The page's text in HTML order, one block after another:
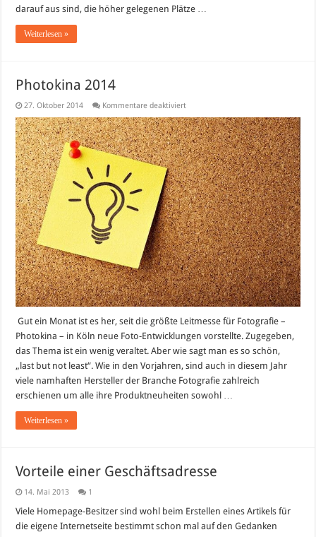
darauf aus sind, die höher gelegenen Plätze …
Weiterlesen »
Photokina 2014
27. Oktober 2014 Kommentare deaktiviertfür
2014
Gut ein Monat ist es her, seit die größte Leitmesse für Fotografie –
Photokina – in Köln neue Foto-Entwicklungen vorstellte. Zugegeben,
das Thema ist ein wenig veraltet. Aber wie sagt man es so schön,
„last but not least“. Wie in den Vorjahren, sind auch in diesem Jahr
viele namhaften Hersteller der Branche Fotografie zahlreich
erschienen um alle ihre Produktneuheiten sowohl …
Weiterlesen »
Vorteile einer Geschäftsadresse
14. Mai 2013 1
Viele Homepage-Besitzer sind wohl beim Erstellen eines Artikels für
die eigene Internetseite bestimmt schon mal auf den Gedanken